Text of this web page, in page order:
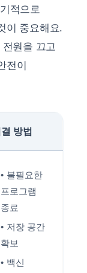
적으로
이 중요해요.
원을 끄고
전이
방법
불필요한
프로그램
종료
저장 공간
확보
백신